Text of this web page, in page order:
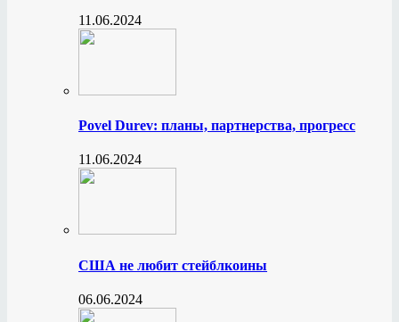
11.06.2024
Povel Durev: планы, партнерства, прогресс
11.06.2024
США не любит стейблкоины
06.06.2024